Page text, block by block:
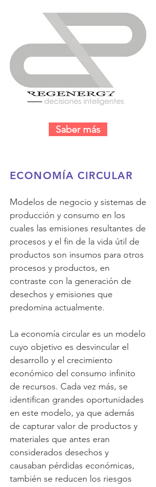
Saber más
ECONOMÍA CIRCULAR
Modelos de negocio y sistemas de
producción y consumo en los
cuales las emisiones resultantes de
procesos y el fin de la vida útil de
productos son insumos para otros
procesos y productos, en
contraste con la generación de
desechos y emisiones que
predomina actualmente.
La economía circular es un modelo
cuyo objetivo es desvincular el
desarrollo y el crecimiento
económico del consumo infinito
de recursos. Cada vez más, se
identifican grandes oportunidades
en este modelo, ya que además
de capturar valor de productos y
materiales que antes eran
considerados desechos y
causaban pérdidas económicas,
también se reducen los riesgos